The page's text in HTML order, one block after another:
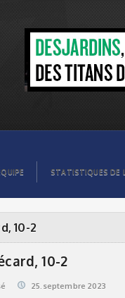
STATISTIQUES DE
10-2
10-2
25.septembre 2023